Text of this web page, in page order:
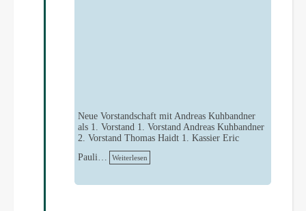
Neue Vorstandschaft mit Andreas Kuhbandner
als 1. Vorstand 1. Vorstand Andreas Kuhbandner
2. Vorstand Thomas Haidt 1. Kassier Eric
Pauli…
Weiterlesen